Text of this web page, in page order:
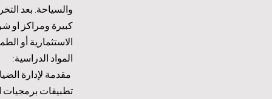
والسياحة. بعد
كبيرة ومراكز او
الاستثمارية أو
المواد الدراسية:
مقدمة لإدارة
تطبيقات برمجيات